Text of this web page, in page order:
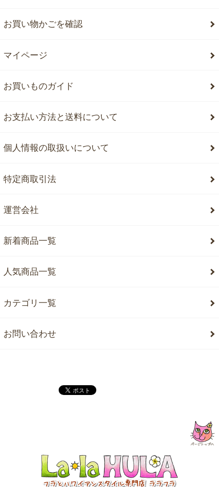
お買い物かごを確認
マイページ
お買いものガイド
お支払い方法と送料について
個人情報の取扱いについて
特定商取引法
運営会社
新着商品一覧
人気商品一覧
カテゴリ一覧
お問い合わせ